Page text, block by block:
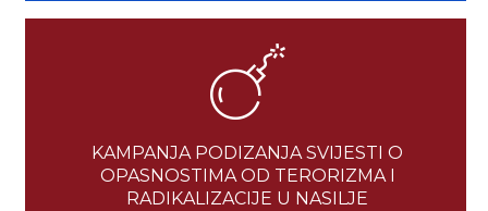
KAMPANJA PODIZANJA SVIJESTI O
OPASNOSTIMA OD TERORIZMA I
RADIKALIZACIJE U NASILJE